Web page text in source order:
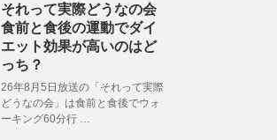
それって実際どうなの会
食前と食後の運動でダイ
エット効果が高いのはど
っち？
26年8月5日放送の「それって実際
どうなの会」は食前と食後でウォ
ーキング60分行 …